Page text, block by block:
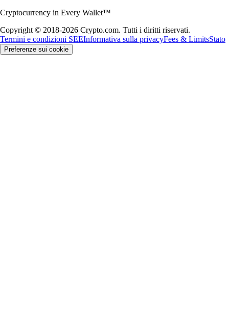
Cryptocurrency in Every Wallet™
Copyright © 2018-2026 Crypto.com. Tutti i diritti riservati.
Termini e condizioni SEEInformativa sulla privacyFees & LimitsStato
Preferenze sui cookie